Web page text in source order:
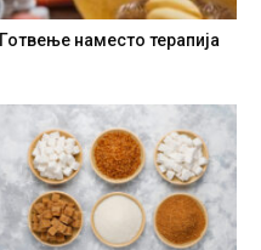
Готвење наместо терапија